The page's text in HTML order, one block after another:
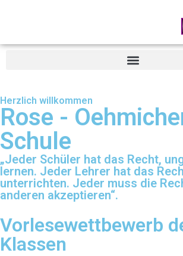
Herzlich willkommen
Rose -
Schule
„Jeder Schüler hat das Recht,
lernen. Jeder Lehrer hat das
unterrichten. Jeder muss die
anderen akzeptieren“.
Vorlesewettbewerb
Klassen